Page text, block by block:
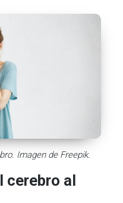
Imagen de Freepik.
cerebro al